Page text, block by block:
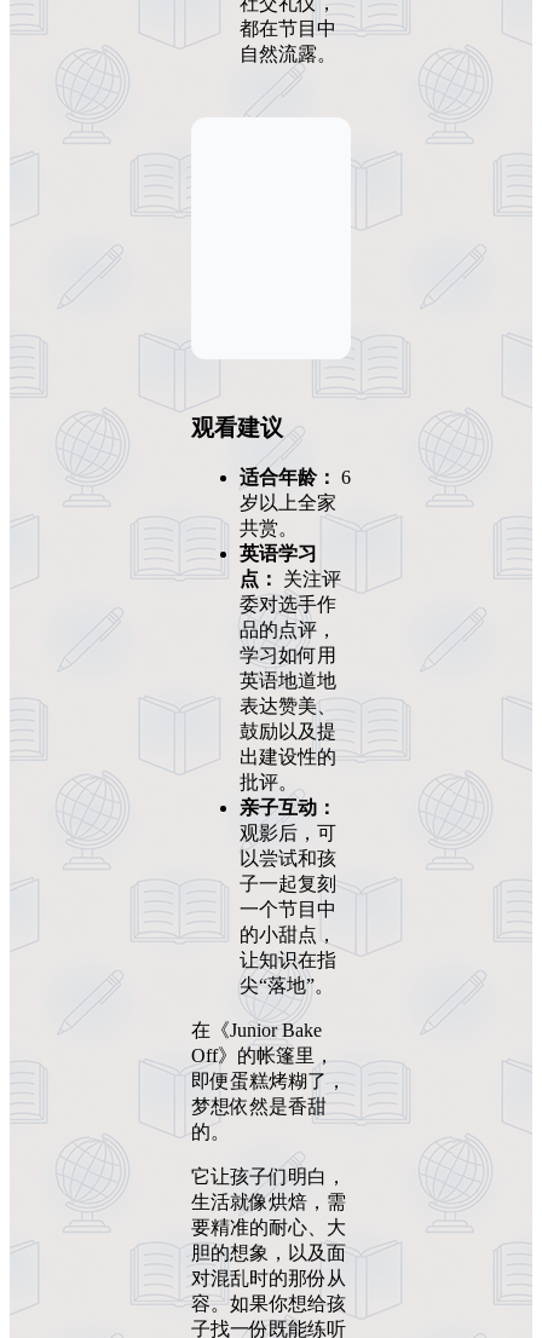
都在节目中
自然流露。
观看建议
适合年龄： 6
岁以上全家
共赏。
英语学习
点：
关注评
委对选手作
品的点评，
学习如何用
英语地道地
表达赞美、
鼓励以及提
出建设性的
批评。
亲子互动：
观影后，可
以尝试和孩
子一起复刻
一个节目中
的小甜点，
让知识在指
尖“落地”。
在《Junior Bake
Off》的帐篷里，
即便蛋糕烤糊了，
梦想依然是香甜
的。
它让孩子们明白，
生活就像烘焙，需
要精准的耐心、大
胆的想象，以及面
对混乱时的那份从
容。如果你想给孩
子找一份既能练听